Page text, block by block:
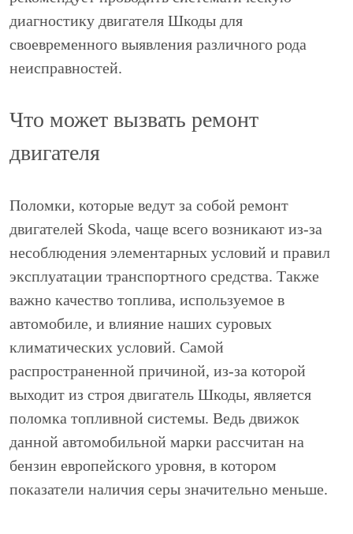
диагностику двигателя Шкоды для
своевременного выявления различного рода
неисправностей.
Что может вызвать ремонт
двигателя
Поломки, которые ведут за собой ремонт
двигателей Skoda, чаще всего возникают из-за
несоблюдения элементарных условий и правил
эксплуатации транспортного средства. Также
важно качество топлива, используемое в
автомобиле, и влияние наших суровых
климатических условий. Самой
распространенной причиной, из-за которой
выходит из строя двигатель Шкоды, является
поломка топливной системы. Ведь движок
данной автомобильной марки рассчитан на
бензин европейского уровня, в котором
показатели наличия серы значительно меньше.